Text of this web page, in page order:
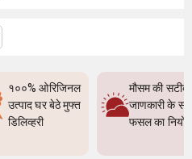
१००% ओरिजिनल
उत्पाद घर बेठे मुफ्त
डिलिव्हरी
मौसम की सटीक
जाणकारी के
फसल का